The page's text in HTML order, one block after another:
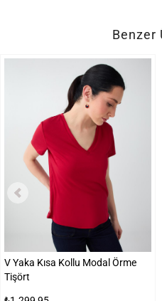
Benzer
V Yaka Kısa Kollu Modal Örme
Tişört